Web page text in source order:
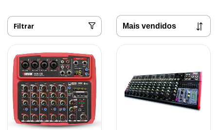
Filtrar